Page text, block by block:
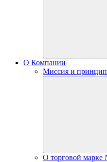
О Компании
Миссия и
О торговой марке